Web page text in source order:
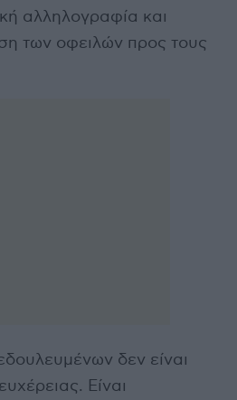
αλληλογραφία και
των οφειλών προς τους
δεν είναι
Είναι